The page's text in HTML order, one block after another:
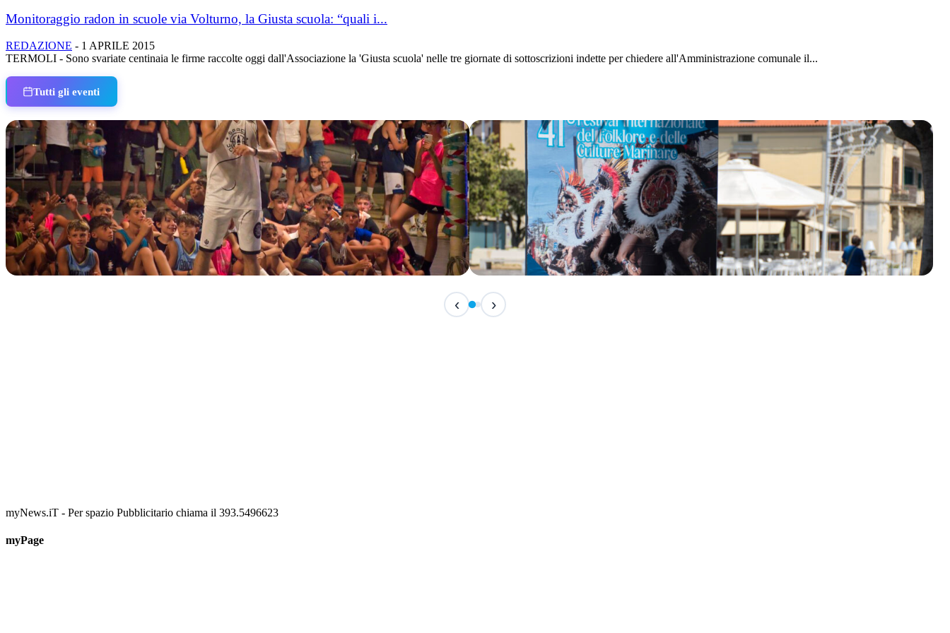
Monitoraggio radon in scuole via Volturno, la Giusta scuola: “quali i...
REDAZIONE - 1 APRILE 2015
TERMOLI - Sono svariate centinaia le firme raccolte oggi dall'Associazione la 'Giusta scuola' nelle tre giornate di sottoscrizioni indette per chiedere all'Amministrazione comunale il...
Tutti gli eventi
IN ARRIVO
Festival Internazionale del Folklore - 41ª edizione
‹ ›
myNews.iT - Per spazio Pubblicitario chiama il 393.5496623
myPage